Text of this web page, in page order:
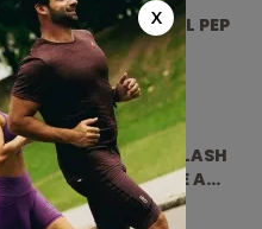
CAMISETA KEEP COOL PEP
R$ 149,90
CORTA VENTO P. L. SLASH
RIP STOP RESISTENTE A
AGUA
R$ 449,90
X